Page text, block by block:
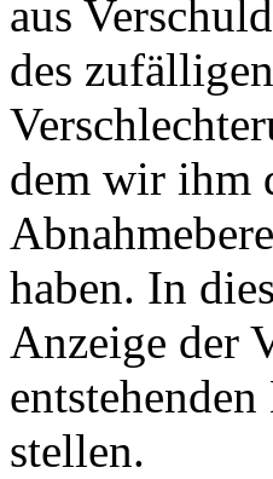
aus
des
dem wir ihm
haben. In
Anzeige der
stellen.